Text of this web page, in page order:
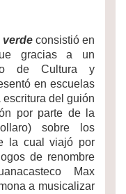
verde consistió en
gracias a un
de Cultura y
en escuelas
del guión
por parte de la
sobre los
la cual viajó por
de renombre
Max
a musicalizar